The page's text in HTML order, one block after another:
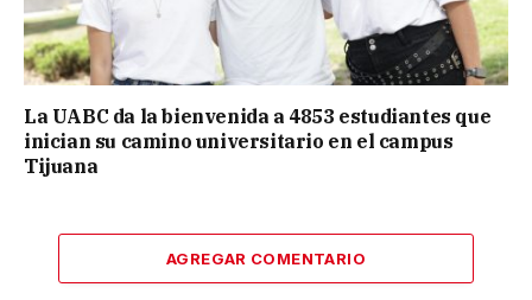
La UABC da la bienvenida a 4853 estudiantes que
inician su camino universitario en el campus
Tijuana
AGREGAR COMENTARIO